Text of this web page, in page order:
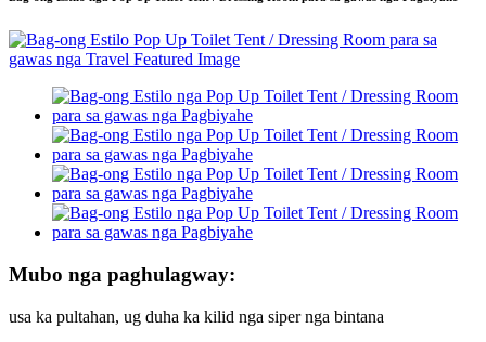
Mubo nga paghulagway:
usa ka pultahan, ug duha ka kilid nga siper nga bintana